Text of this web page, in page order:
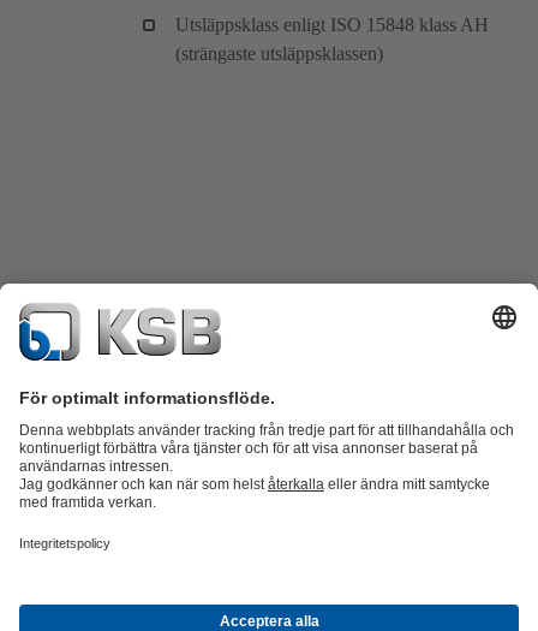
Utsläppsklass enligt ISO 15848 klass AH
(strängaste utsläppsklassen)
Energi